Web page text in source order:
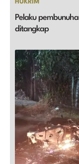
HUKRIM
Pelaku
ditangkap